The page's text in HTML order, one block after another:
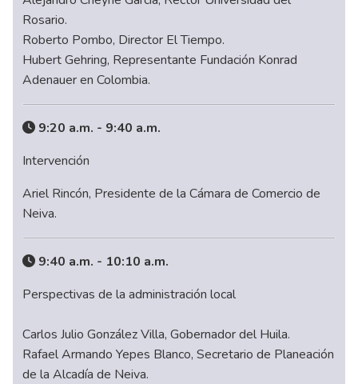
Rosario.
Roberto Pombo, Director El Tiempo.
Hubert Gehring, Representante Fundación Konrad
Adenauer en Colombia.
9:20 a.m. - 9:40 a.m.
Intervención
Ariel Rincón, Presidente de la Cámara de Comercio de
Neiva.
9:40 a.m. - 10:10 a.m.
Perspectivas de la administración local
Carlos Julio González Villa, Gobernador del Huila.
Rafael Armando Yepes Blanco, Secretario de Planeación
de la Alcadía de Neiva.